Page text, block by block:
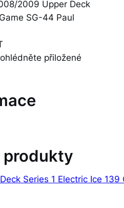
2009 Upper Deck
SG-44 Paul
přiložené
produkty